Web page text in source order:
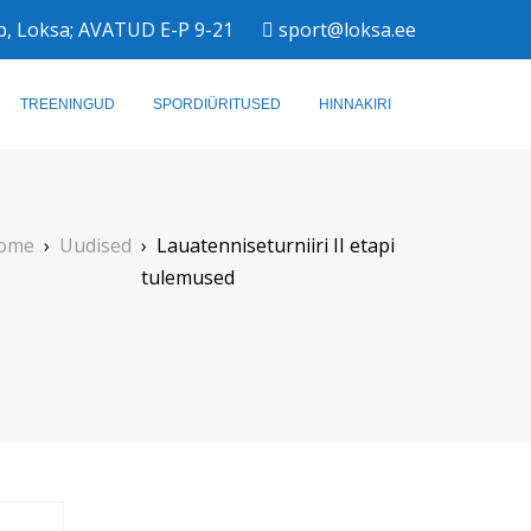
Loksa; AVATUD E-P 9-21 sport@loksa.ee
TREENINGUD SPORDIÜRITUSED HINNAKIRI
› Uudised › Lauatenniseturniiri II etapi
tulemused